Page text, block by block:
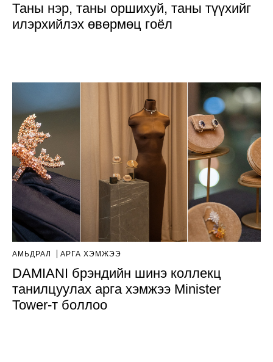
Таны нэр, таны оршихуй, таны түүхийг
илэрхийлэх өвөрмөц гоёл
АМЬДРАЛ АРГА ХЭМЖЭЭ
DAMIANI брэндийн шинэ коллекц
танилцуулах арга хэмжээ Minister
Tower-т боллоо